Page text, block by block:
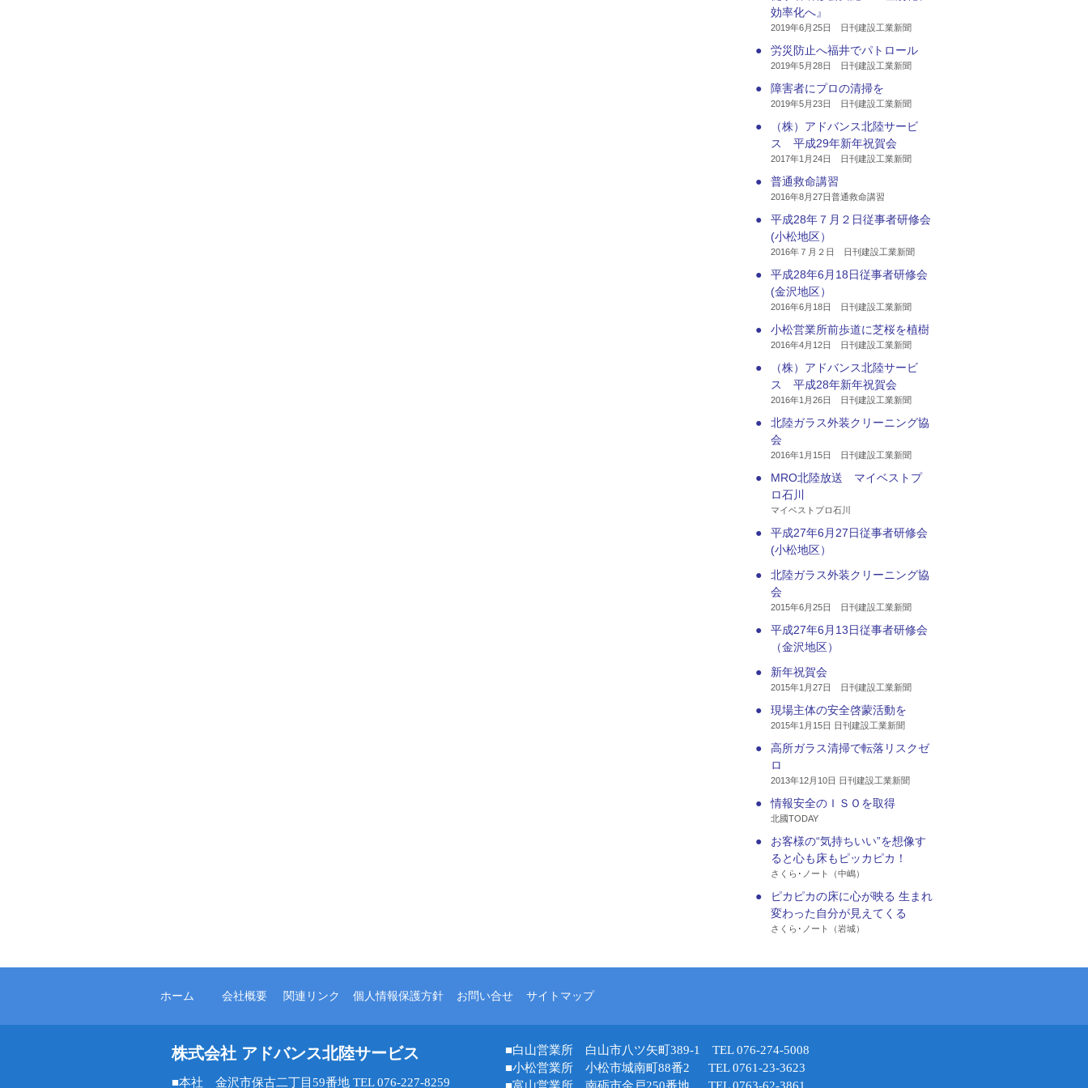
効率化へ』
2019年6月25日 日刊建設工業新聞
● 労災防止へ福井でパトロール
2019年5月28日 日刊建設工業新聞
● 障害者にプロの清掃を
2019年5月23日 日刊建設工業新聞
●
（株）アドバンス北陸サービ
ス 平成29年新年祝賀会
2017年1月24日 日刊建設工業新聞
● 普通救命講習
2016年8月27日普通救命講習
●
平成28年７月２日従事者研修会
(小松地区）
2016年７月２日 日刊建設工業新聞
●
平成28年6月18日従事者研修会
(金沢地区）
2016年6月18日 日刊建設工業新聞
● 小松営業所前歩道に芝桜を植樹
2016年4月12日 日刊建設工業新聞
●
（株）アドバンス北陸サービ
ス 平成28年新年祝賀会
2016年1月26日 日刊建設工業新聞
●
北陸ガラス外装クリーニング協
会
2016年1月15日 日刊建設工業新聞
●
MRO北陸放送 マイベストプ
ロ石川
マイベストプロ石川
●
平成27年6月27日従事者研修会
(小松地区）
●
北陸ガラス外装クリーニング協
会
2015年6月25日 日刊建設工業新聞
●
平成27年6月13日従事者研修会
（金沢地区）
●
新年祝賀会
2015年1月27日 日刊建設工業新聞
● 現場主体の安全啓蒙活動を
2015年1月15日 日刊建設工業新聞
●
高所ガラス清掃で転落リスクゼ
ロ
2013年12月10日 日刊建設工業新聞
● 情報安全のＩＳＯを取得
北國TODAY
●
お客様の“気持ちいい”を想像す
ると心も床もピッカピカ！
さくら･ノート（中嶋）
●
ピカピカの床に心が映る 生まれ
変わった自分が見えてくる
さくら･ノート（岩城）
ホーム 会社概要 関連リンク 個人情報保護方針 お問い合せ サイトマップ
株式会社 アドバンス北陸サービス
■本社 金沢市保古二丁目59番地 TEL 076-227-8259
■白山営業所 白山市八ツ矢町389-1 TEL 076-274-5008
■小松営業所 小松市城南町88番2 TEL 0761-23-3623